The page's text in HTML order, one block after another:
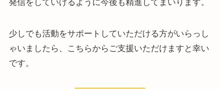
発信をしていけるように今後も精進してまいります。
少しでも活動をサポートしていただける方がいらっし
ゃいましたら、こちらからご支援いただけますと幸い
です。